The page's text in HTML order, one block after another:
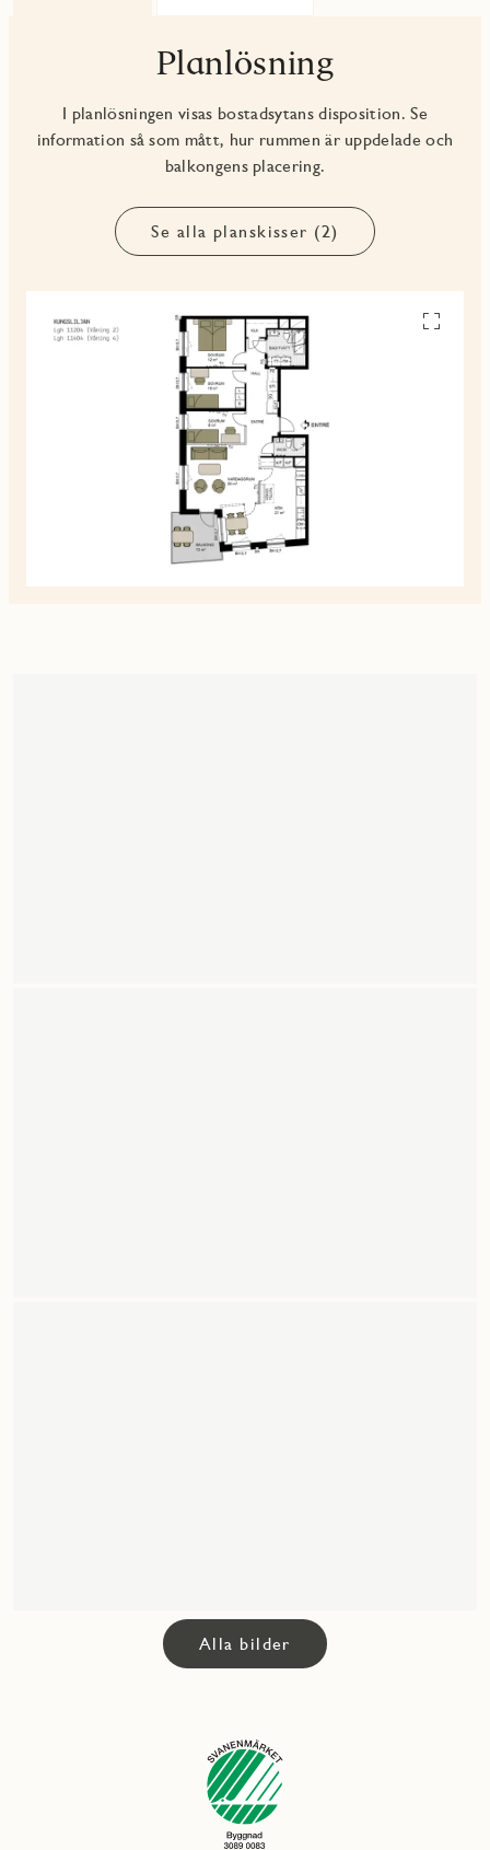
Planlösning
I planlösningen visas bostadsytans disposition. Se
information så som mått, hur rummen är uppdelade och
balkongens placering.
Se alla planskisser (2)
Se
Alla bilder